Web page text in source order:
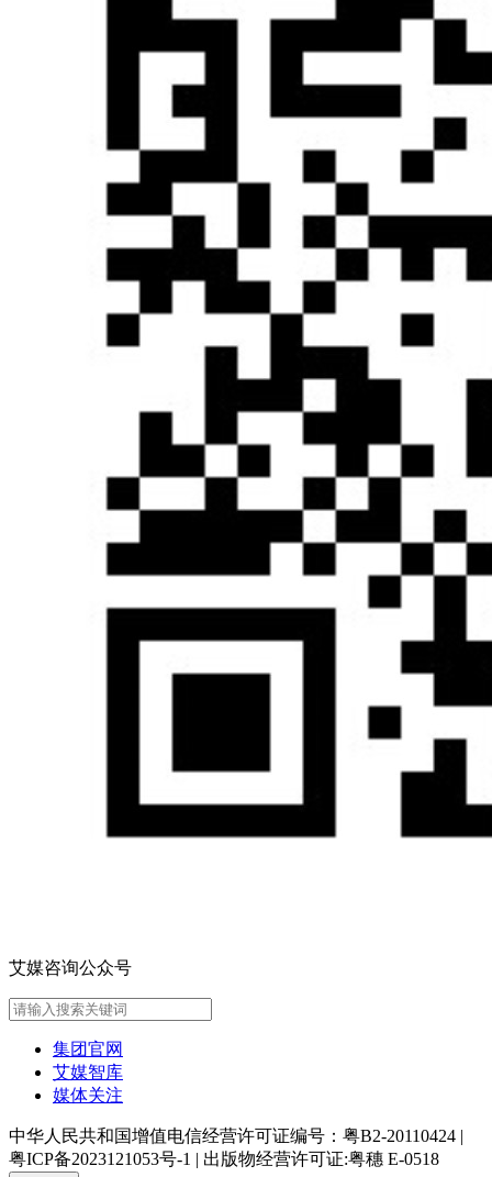
艾媒咨询公众号
集团官网
艾媒智库
媒体关注
中华人民共和国增值电信经营许可证编号：粤B2-20110424 |
粤ICP备2023121053号-1 | 出版物经营许可证:粤穗 E-0518